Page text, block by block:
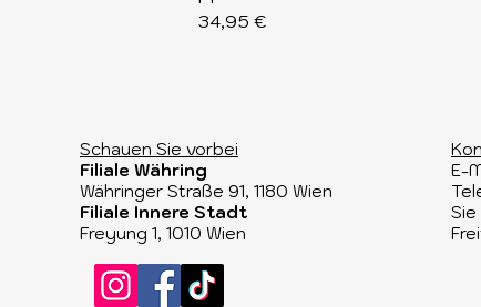
Preis
34,95 €
Schauen Sie vorbei​
Filiale Währing
Währinger Straße 91, 1180 Wien​
Filiale Innere Stadt
Freyung 1, 1010 Wien
E-